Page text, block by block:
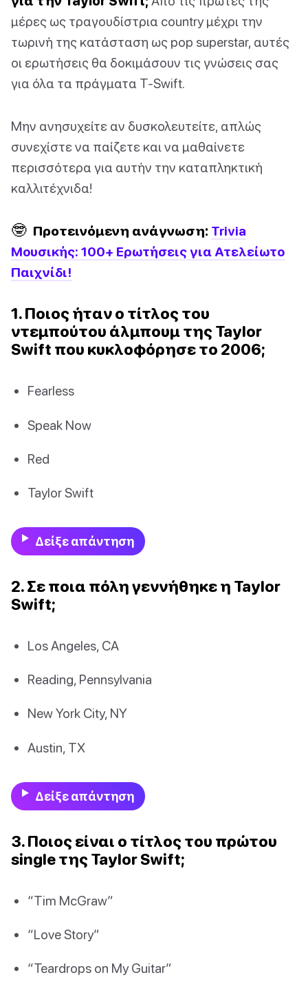
μέρες ως τραγουδίστρια country μέχρι την
τωρινή της κατάσταση ως pop superstar, αυτές
οι ερωτήσεις θα δοκιμάσουν τις γνώσεις σας
για όλα τα πράγματα T-Swift.
Μην ανησυχείτε αν δυσκολευτείτε, απλώς
συνεχίστε να παίζετε και να μαθαίνετε
περισσότερα για αυτήν την καταπληκτική
καλλιτέχνιδα!
🤓 Προτεινόμενη ανάγνωση: Trivia
Μουσικής: 100+ Ερωτήσεις για Ατελείωτο
Παιχνίδι!
1. Ποιος ήταν ο τίτλος του
ντεμπούτου άλμπουμ της Taylor
Swift που κυκλοφόρησε το 2006;
Fearless
Speak Now
Red
Taylor Swift
Δείξε απάντηση
2. Σε ποια πόλη γεννήθηκε η Taylor
Swift;
Los Angeles, CA
Reading, Pennsylvania
New York City, NY
Austin, TX
Δείξε απάντηση
3. Ποιος είναι ο τίτλος του πρώτου
single της Taylor Swift;
“Tim McGraw”
“Love Story”
“Teardrops on My Guitar”